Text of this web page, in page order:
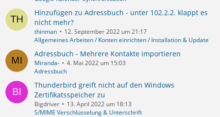
Hinzufügen zu Adressbuch - unter 102.2.2. klappt es
nicht mehr?
thinman
12. September 2022 um 21:17
Allgemeines Arbeiten / Konten einrichten / Installation & Update
Adressbuch - Mehrere Kontakte importieren
Miranda-
4. Mai 2022 um 15:03
Adressbuch
Thunderbird greift nicht auf den Windows
Zertifikatsspeicher zu
Bigdriver
13. April 2022 um 18:13
S/MIME Verschlüsselung & Unterschrift